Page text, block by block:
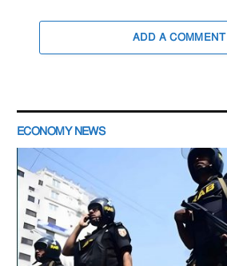
ADD A COMMENT
ECONOMY NEWS